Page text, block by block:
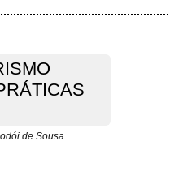
de Sousa